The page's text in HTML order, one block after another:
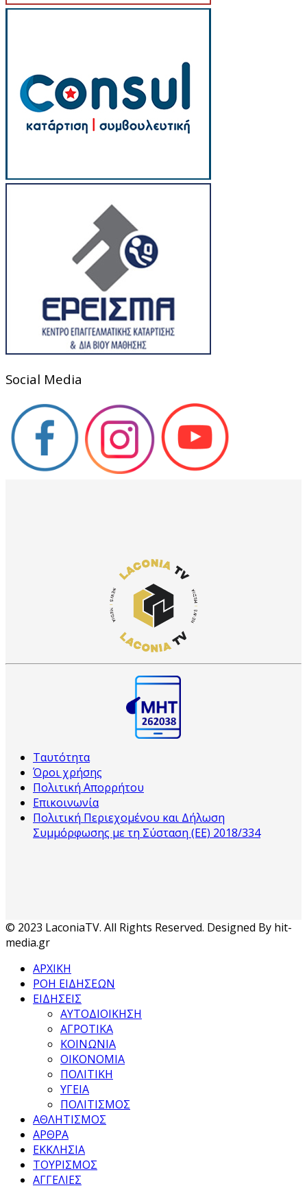
Social Media
Ταυτότητα
Όροι χρήσης
Πολιτική Απορρήτου
Επικοινωνία
Πολιτική Περιεχομένου και Δήλωση
Συμμόρφωσης με τη Σύσταση (ΕΕ) 2018/334
© 2023 LaconiaTV. All Rights Reserved. Designed By hit-
media.gr
ΑΡΧΙΚΗ
ΡΟΗ ΕΙΔΗΣΕΩΝ
ΕΙΔΗΣΕΙΣ
ΑΥΤΟΔΙΟΙΚΗΣΗ
ΑΓΡΟΤΙΚΑ
ΚΟΙΝΩΝΙΑ
ΟΙΚΟΝΟΜΙΑ
ΠΟΛΙΤΙΚΗ
ΥΓΕΙΑ
ΠΟΛΙΤΙΣΜΟΣ
ΑΘΛΗΤΙΣΜΟΣ
ΑΡΘΡΑ
ΕΚΚΛΗΣΙΑ
ΤΟΥΡΙΣΜΟΣ
ΑΓΓΕΛΙΕΣ